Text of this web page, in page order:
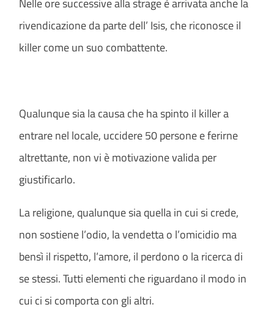
Nelle ore successive alla strage è arrivata anche la
rivendicazione da parte dell’ Isis, che riconosce il
killer come un suo combattente.
Qualunque sia la causa che ha spinto il killer a
entrare nel locale, uccidere 50 persone e ferirne
altrettante, non vi è motivazione valida per
giustificarlo.
La religione, qualunque sia quella in cui si crede,
non sostiene l’odio, la vendetta o l’omicidio ma
bensì il rispetto, l’amore, il perdono o la ricerca di
se stessi. Tutti elementi che riguardano il modo in
cui ci si comporta con gli altri.